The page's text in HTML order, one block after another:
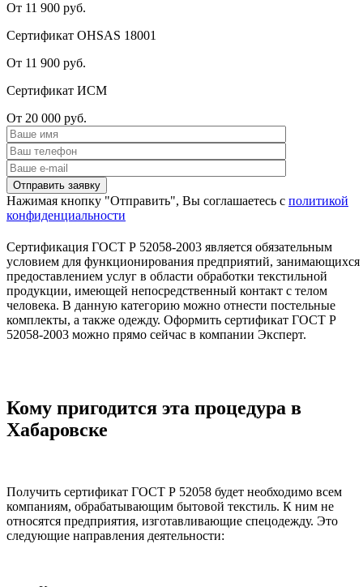
От 11 900 руб.
Сертификат OHSAS 18001
От 11 900 руб.
Сертификат ИСМ
От 20 000 руб.
Нажимая кнопку "Отправить", Вы соглашаетесь с политикой
конфиденциальности
Сертификация ГОСТ Р 52058-2003 является обязательным
условием для функционирования предприятий, занимающихся
предоставлением услуг в области обработки текстильной
продукции, имеющей непосредственный контакт с телом
человека. В данную категорию можно отнести постельные
комплекты, а также одежду. Оформить сертификат ГОСТ Р
52058-2003 можно прямо сейчас в компании Эксперт.
Кому пригодится эта процедура в
Хабаровске
Получить сертификат ГОСТ Р 52058 будет необходимо всем
компаниям, обрабатывающим бытовой текстиль. К ним не
относятся предприятия, изготавливающие спецодежду. Это
следующие направления деятельности: